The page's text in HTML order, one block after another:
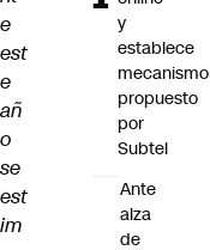
e
est
e
añ
o
se
est
im
y
establece
mecanismo
propuesto
por
Subtel
Ante
alza
de